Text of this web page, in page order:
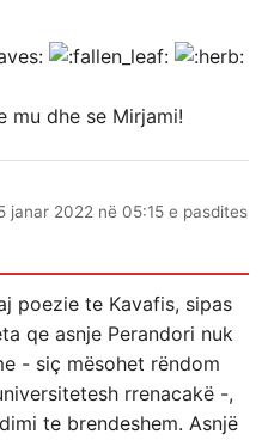
mu dhe se Mirjami!
janar 2022 në 05:15 e pasdites
poezie te Kavafis, sipas
qe asnje Perandori nuk
- siç mësohet rëndom
rrenacakë -,
te brendeshem. Asnjë